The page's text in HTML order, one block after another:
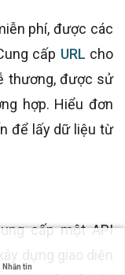
phí, được các
cấp URL cho
thương, được sử
hợp. Hiểu đơn
để lấy dữ liệu từ
cấp một API
dựng giao diện
Nhắn tin